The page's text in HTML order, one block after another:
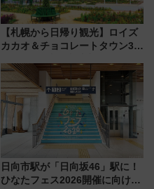
【札幌から日帰り観光】ロイズ
カカオ＆チョコレートタウン3周
詰め放題を開催、ロイズタウン
駅からのアクセスも
日向市駅が「日向坂46」駅に！
ひなたフェス2026開催に向けJR